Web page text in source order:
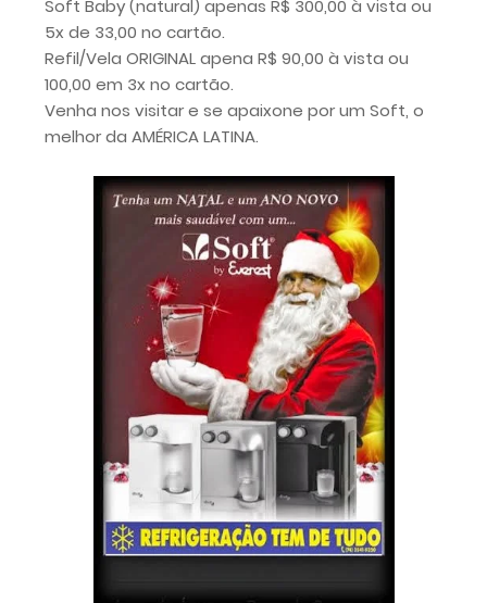
Soft Baby (natural) apenas R$ 300,00 à vista ou
5x de 33,00 no cartão.
Refil/Vela ORIGINAL apena R$ 90,00 à vista ou
100,00 em 3x no cartão.
Venha nos visitar e se apaixone por um Soft, o
melhor da AMÉRICA LATINA.